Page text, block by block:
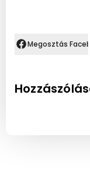
Megosztás